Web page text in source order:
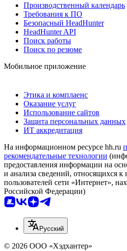
Производственный календарь
Требования к ПО
Безопасный HeadHunter
HeadHunter API
Поиск работы
Поиск по резюме
Мобильное приложение
Этика и комплаенс
Оказание услуг
Использование сайтов
Защита персональных данных
ИТ аккредитация
На информационном ресурсе hh.ru
рекомендательные технологии
предоставления информации на
и анализа сведений, относящихся к
пользователей сети «Интернет»,
Российской Федерации)
Русский
© 2026 ООО «Хэдхантер»